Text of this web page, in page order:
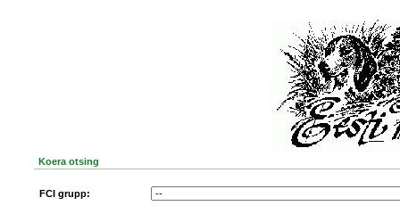
Koera otsing
FCI grupp: